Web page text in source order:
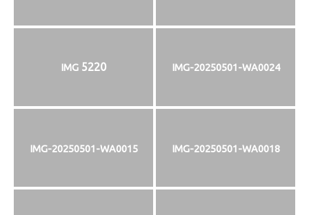
IMG 5220 IMG-20250501-WA0024
IMG-20250501-WA0015 IMG-20250501-WA0018